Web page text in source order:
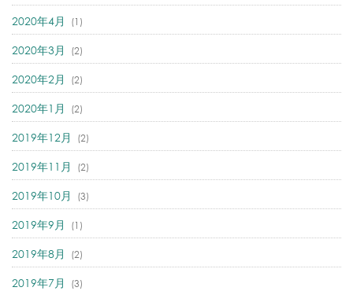
2020年4月 (1)
2020年3月 (2)
2020年2月 (2)
2020年1月 (2)
2019年12月 (2)
2019年11月 (2)
2019年10月 (3)
2019年9月 (1)
2019年8月 (2)
2019年7月 (3)